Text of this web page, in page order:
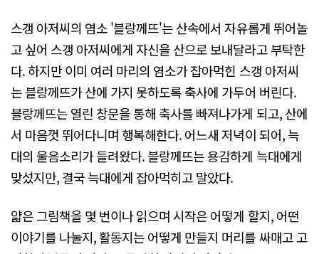
스갱 아저씨의 염소 '블랑께뜨'는 산속에서 자유롭게 뛰어놀
고 싶어 스갱 아저씨에게 자신을 산으로 보내달라고 부탁한
다. 하지만 이미 여러 마리의 염소가 잡아먹힌 스갱 아저씨
는 블랑께뜨가 산에 가지 못하도록 축사에 가두어 버린다.
블랑께뜨는 열린 창문을 통해 축사를 빠져나가게 되고, 산에
서 마음껏 뛰어다니며 행복해한다. 어느새 저녁이 되어, 늑
대의 울음소리가 들려왔다. 블랑께뜨는 용감하게 늑대에게
맞섰지만, 결국 늑대에게 잡아먹히고 말았다.
얇은 그림책을 몇 번이나 읽으며 시작은 어떻게 할지, 어떤
이야기를 나눌지, 활동지는 어떻게 만들지 머리를 싸매고 고